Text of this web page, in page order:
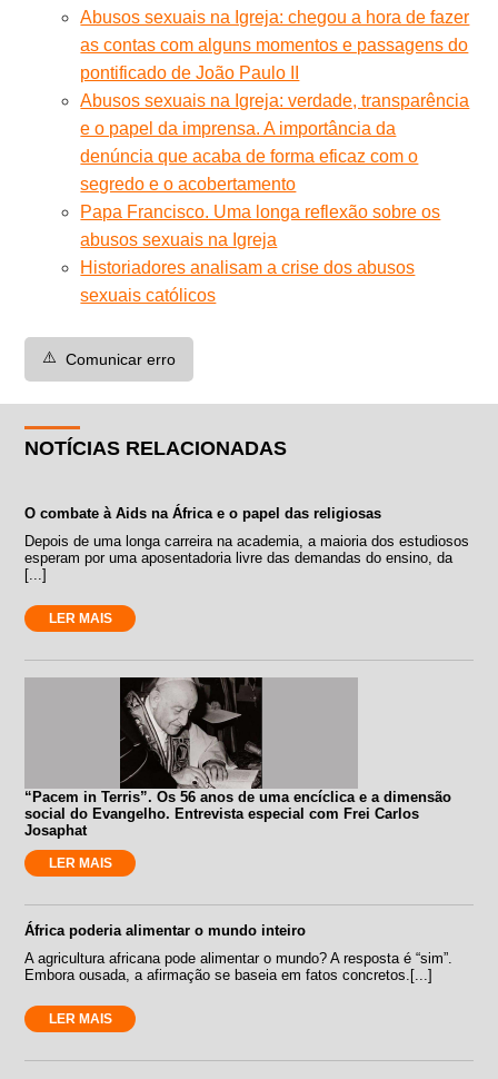
Abusos sexuais na Igreja: chegou a hora de fazer
as contas com alguns momentos e passagens do
pontificado de João Paulo II
Abusos sexuais na Igreja: verdade, transparência
e o papel da imprensa. A importância da
denúncia que acaba de forma eficaz com o
segredo e o acobertamento
Papa Francisco. Uma longa reflexão sobre os
abusos sexuais na Igreja
Historiadores analisam a crise dos abusos
sexuais católicos
⚠️ Comunicar erro
NOTÍCIAS RELACIONADAS
O combate à Aids na África e o papel das religiosas
Depois de uma longa carreira na academia, a maioria dos estudiosos
esperam por uma aposentadoria livre das demandas do ensino, da
[...]
LER MAIS
“Pacem in Terris”. Os 56 anos de uma encíclica e a dimensão
social do Evangelho. Entrevista especial com Frei Carlos
Josaphat
LER MAIS
África poderia alimentar o mundo inteiro
A agricultura africana pode alimentar o mundo? A resposta é “sim”.
Embora ousada, a afirmação se baseia em fatos concretos.[...]
LER MAIS